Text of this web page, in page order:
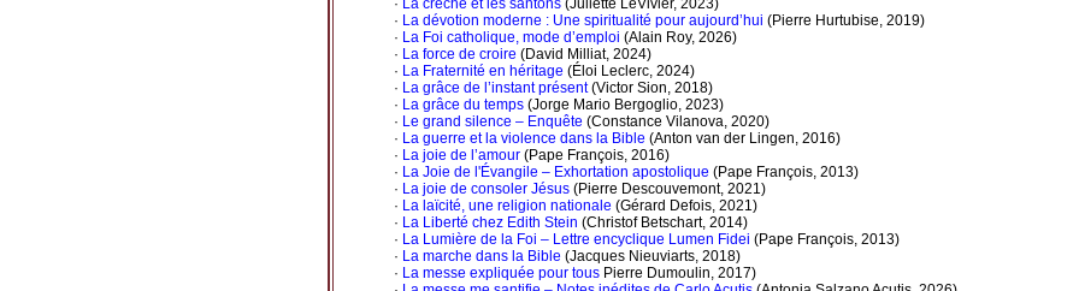
· La crèche et les santons (Juliette LeVivier, 2023)
· La dévotion moderne : Une spiritualité pour aujourd’hui (Pierre Hurtubise, 2019)
· La Foi catholique, mode d’emploi (Alain Roy, 2026)
· La force de croire (David Milliat, 2024)
· La Fraternité en héritage (Éloi Leclerc, 2024)
· La grâce de l’instant présent(Victor Sion, 2018)
· La grâce du temps (Jorge Mario Bergoglio, 2023)
· Le grand silence – Enquête (Constance Vilanova, 2020)
· La guerre et la violence dans la Bible (Anton van der Lingen, 2016)
· La joie de l’amour (Pape François, 2016)
· La Joie de l'Évangile – Exhortation apostolique (Pape François, 2013)
· La joie de consoler Jésus (Pierre Descouvemont, 2021)
· La laïcité, une religion nationale (Gérard Defois, 2021)
· La Liberté chez Edith Stein (Christof Betschart, 2014)
· La Lumière de la Foi – Lettre encyclique Lumen Fidei (Pape François, 2013)
· La marche dans la Bible (Jacques Nieuviarts, 2018)
· La messe expliquée pour tous Pierre Dumoulin, 2017)